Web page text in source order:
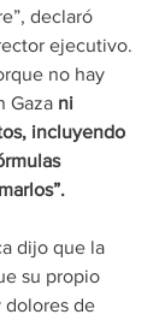
declaró
ejecutivo.
no hay
Gaza ni
incluyendo
dijo que la
su propio
dolores de